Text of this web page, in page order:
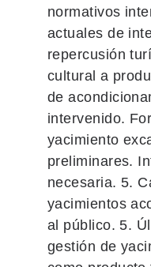
normativos
actuales de
repercusión
cultural a
de
intervenido.
yacimiento
preliminares.
necesaria. 5.
yacimientos
al público. 5.
gestión de